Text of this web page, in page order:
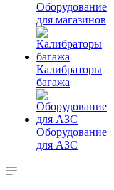
Оборудование
для магазинов
Калибраторы
багажа
Оборудование
для АЗС